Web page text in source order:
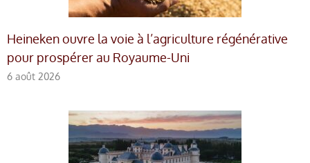
Heineken ouvre la voie à l’agriculture régénérative
pour prospérer au Royaume-Uni
6 août 2026